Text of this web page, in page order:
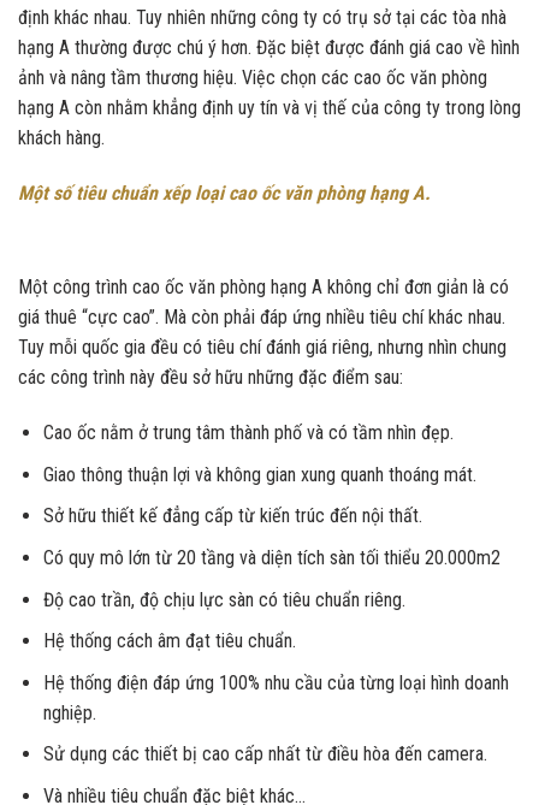
định khác nhau. Tuy nhiên những công ty có trụ sở tại các tòa nhà
hạng A thường được chú ý hơn. Đặc biệt được đánh giá cao về hình
ảnh và nâng tầm thương hiệu. Việc chọn các cao ốc văn phòng
hạng A còn nhằm khẳng định uy tín và vị thế của công ty trong lòng
khách hàng.
Một số tiêu chuẩn xếp loại cao ốc văn phòng hạng A.
Một công trình cao ốc văn phòng hạng A không chỉ đơn giản là có
giá thuê “cực cao”. Mà còn phải đáp ứng nhiều tiêu chí khác nhau.
Tuy mỗi quốc gia đều có tiêu chí đánh giá riêng, nhưng nhìn chung
các công trình này đều sở hữu những đặc điểm sau:
Cao ốc nằm ở trung tâm thành phố và có tầm nhìn đẹp.
Giao thông thuận lợi và không gian xung quanh thoáng mát.
Sở hữu thiết kế đẳng cấp từ kiến trúc đến nội thất.
Có quy mô lớn từ 20 tầng và diện tích sàn tối thiểu 20.000m2
Độ cao trần, độ chịu lực sàn có tiêu chuẩn riêng.
Hệ thống cách âm đạt tiêu chuẩn.
Hệ thống điện đáp ứng 100% nhu cầu của từng loại hình doanh
nghiệp.
Sử dụng các thiết bị cao cấp nhất từ điều hòa đến camera.
Và nhiều tiêu chuẩn đặc biệt khác…